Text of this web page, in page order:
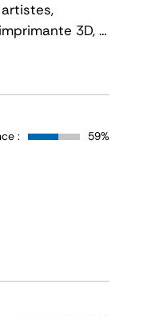
3D, …
: 59%